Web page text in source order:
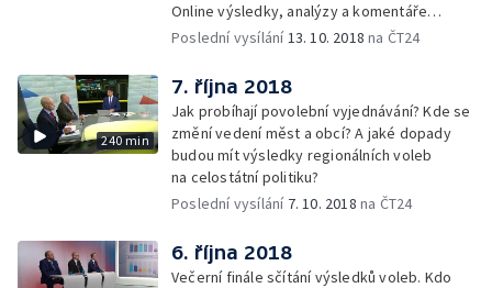
Online výsledky, analýzy a komentáře
aktérů
Poslední vysílání13. 10. 2018 na ČT24
240 min
7. října 2018
Jak probíhají povolební vyjednávání? Kde se
změní vedení měst a obcí? A jaké dopady
budou mít výsledky regionálních voleb
na celostátní politiku?
Poslední vysílání 7. 10. 2018 na ČT24
6. října 2018
Večerní finále sčítání výsledků voleb. Kdo